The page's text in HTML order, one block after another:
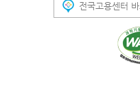
전국고용센터 바